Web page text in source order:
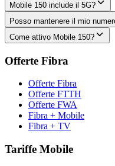
Mobile 150 include il 5G?
Posso mantenere il mio
Come attivo Mobile 150?
Offerte Fibra
Offerte Fibra
Offerte FTTH
Offerte FWA
Fibra + Mobile
Fibra + TV
Tariffe Mobile